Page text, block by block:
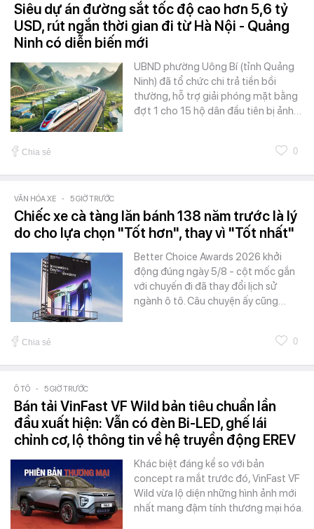
Siêu dự án đường sắt tốc độ cao hơn 5,6 tỷ
USD, rút ngắn thời gian đi từ Hà Nội - Quảng
Ninh có diễn biến mới
UBND phường Uông Bí (tỉnh Quảng
Ninh) đã tổ chức chi trả tiền bồi
thường, hỗ trợ giải phóng mặt bằng
đợt 1 cho 15 hộ dân đầu tiên bị ảnh…
Chia sẻ 0
VĂN HÓA XE - 5 GIỜ TRƯỚC
Chiếc xe cà tàng lăn bánh 138 năm trước là lý
do cho lựa chọn "Tốt hơn", thay vì "Tốt nhất"
Better Choice Awards 2026 khởi
động đúng ngày 5/8 - cột mốc gắn
với chuyến đi đã thay đổi lịch sử
ngành ô tô. Câu chuyện ấy cũng…
Chia sẻ 0
Ô TÔ - 5 GIỜ TRƯỚC
Bán tải VinFast VF Wild bản tiêu chuẩn lần
đầu xuất hiện: Vẫn có đèn Bi-LED, ghế lái
chỉnh cơ, lộ thông tin về hệ truyền động EREV
Khác biệt đáng kể so với bản
concept ra mắt trước đó, VinFast VF
Wild vừa lộ diện những hình ảnh mới
nhất mang đậm tính thương mại hóa.